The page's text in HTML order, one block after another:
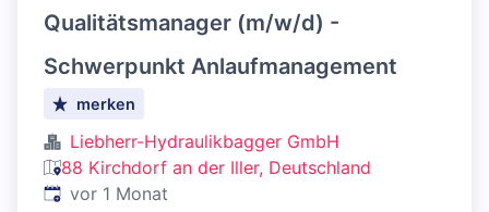
Qualitätsmanager (m/w/d) -
Schwerpunkt Anlaufmanagement
merken
Liebherr-Hydraulikbagger GmbH
88 Kirchdorf an der Iller, Deutschland
Veröffentlicht:
vor 1 Monat